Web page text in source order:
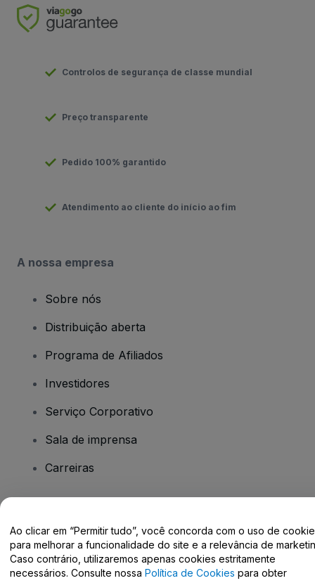
Controlos de segurança de classe mundial
Preço transparente
Pedido 100% garantido
Atendimento ao cliente do início ao fim
A nossa empresa
Sobre nós
Distribuição aberta
Programa de Afiliados
Investidores
Serviço Corporativo
Sala de imprensa
Carreiras
Centro de Ajuda / Fale Conosco
Ao clicar em “Permitir tudo”, você concorda com o uso de
para melhorar a funcionalidade do site e a relevância de
Caso contrário, utilizaremos apenas cookies estritamente
necessários. Consulte nossa Política de Cookies para obter